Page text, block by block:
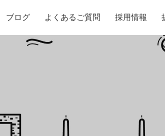
ブログ よくあるご質問 採用情報